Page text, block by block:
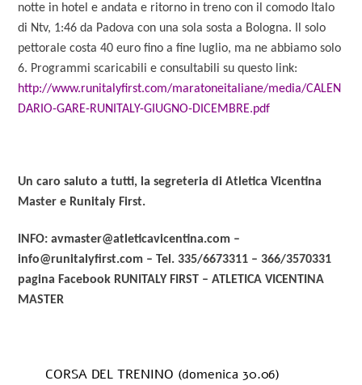
notte in hotel e andata e ritorno in treno con il comodo Italo
di Ntv, 1:46 da Padova con una sola sosta a Bologna. Il solo
pettorale costa 40 euro fino a fine luglio, ma ne abbiamo solo
6. Programmi scaricabili e consultabili su questo link:
http://www.runitalyfirst.com/maratoneitaliane/media/CALEN
DARIO-GARE-RUNITALY-GIUGNO-DICEMBRE.pdf
Un caro saluto a tutti, la segreteria di Atletica Vicentina
Master e Runitaly First.
INFO: avmaster@atleticavicentina.com –
info@runitalyfirst.com – Tel. 335/6673311 – 366/3570331
pagina Facebook RUNITALY FIRST – ATLETICA VICENTINA
MASTER
CORSA DEL TRENINO (domenica 30.06)